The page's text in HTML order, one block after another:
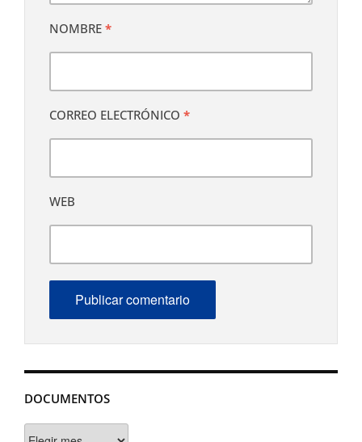
DOCUMENTOS
NOMBRE *
CORREO ELECTRÓNICO *
WEB